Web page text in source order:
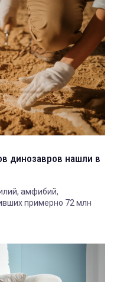
динозавров нашли в
амфибий,
примерно 72 млн